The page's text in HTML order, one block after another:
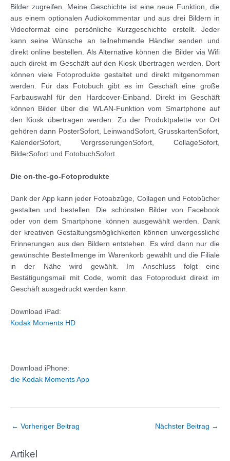
Bilder zugreifen. Meine Geschichte ist eine neue Funktion, die
aus einem optionalen Audiokommentar und aus drei Bildern in
Videoformat eine persönliche Kurzgeschichte erstellt. Jeder
kann seine Wünsche an teilnehmende Händler senden und
direkt online bestellen. Als Alternative können die Bilder via Wifi
auch direkt im Geschäft auf den Kiosk übertragen werden. Dort
können viele Fotoprodukte gestaltet und direkt mitgenommen
werden. Für das Fotobuch gibt es im Geschäft eine große
Farbauswahl für den Hardcover-Einband. Direkt im Geschäft
können Bilder über die WLAN-Funktion vom Smartphone auf
den Kiosk übertragen werden. Zu der Produktpalette vor Ort
gehören dann PosterSofort, LeinwandSofort, GrusskartenSofort,
KalenderSofort, VergrsserungenSofort, CollageSofort,
BilderSofort und FotobuchSofort.
Die on-the-go-Fotoprodukte
Dank der App kann jeder Fotoabzüge, Collagen und Fotobücher
gestalten und bestellen. Die schönsten Bilder von Facebook
oder von dem Smartphone können ausgewählt werden. Dank
der kreativen Gestaltungsmöglichkeiten können unvergessliche
Erinnerungen aus den Bildern entstehen. Es wird dann nur die
gewünschte Bestellmenge im Warenkorb gewählt und die Filiale
in der Nähe wird gewählt. Im Anschluss folgt eine
Bestätigungsmail mit Code, womit das Fotoprodukt direkt im
Geschäft ausgedruckt werden kann.
Download iPad:
Kodak Moments HD
Download iPhone:
die Kodak Moments App
Post
← Vorheriger Beitrag Nächster Beitrag →
Artikel